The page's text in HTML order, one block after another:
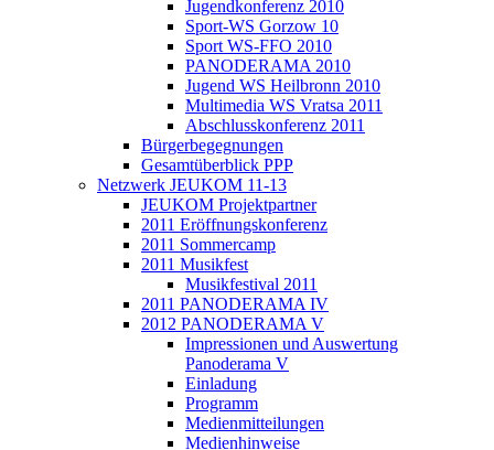
Jugendkonferenz 2010
Sport-WS Gorzow 10
Sport WS-FFO 2010
PANODERAMA 2010
Jugend WS Heilbronn 2010
Multimedia WS Vratsa 2011
Abschlusskonferenz 2011
Bürgerbegegnungen
Gesamtüberblick PPP
Netzwerk JEUKOM 11-13
JEUKOM Projektpartner
2011 Eröffnungskonferenz
2011 Sommercamp
2011 Musikfest
Musikfestival 2011
2011 PANODERAMA IV
2012 PANODERAMA V
Impressionen und Auswertung
Panoderama V
Einladung
Programm
Medienmitteilungen
Medienhinweise